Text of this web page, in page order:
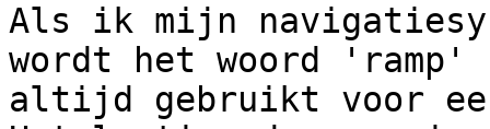
Als ik mijn
wordt het woord 'ramp'
altijd gebruikt voor